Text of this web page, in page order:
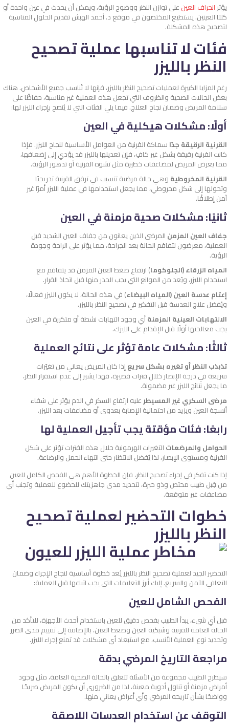
يؤثر انحراف العين على توازن النظر ووضوح الرؤية، ويمكن أن يحدث في عين واحدة أو
كلتا العينين. يستطيع المختصون في موقع د. أحمد الهبش تقديم الحلول المناسبة
لتصحيح هذه المشكلة.
فئات لا تناسبها عملية تصحيح
النظر بالليزر
رغم المزايا الكبيرة لعمليات تصحيح النظر بالليزر، فإنها لا تُناسب جميع الأشخاص. هناك
بعض الحالات الصحية والظروف التي تجعل هذه العملية غير مناسبة، حفاظًا على
سلامة المريض وضمان نجاح العلاج. فيما يلي الفئات التي لا يُنصح بإجراء الليزر لها:
أولًا: مشكلات هيكلية في العين
القرنية الرقيقة جدًا سماكة القرنية من العوامل الأساسية لنجاح الليزر. فإذا
كانت القرنية رقيقة بشكل غير كافٍ، فإن تعديلها بالليزر قد يؤدي إلى إضعافها،
مما يعرض المريض لمضاعفات خطيرة مثل تشوه القرنية أو تدهور الرؤية.
القرنية المخروطية وهي حالة مرضية تتسبب في ترقق القرنية تدريجيًا
وتحولها إلى شكل مخروطي، مما يجعل استخدامها في عملية الليزر أمرًا غير
آمن إطلاقًا.
ثانيًا: مشكلات صحية مزمنة في العين
جفاف العين المزمن المرضى الذين يعانون من جفاف العين الشديد قبل
العملية، معرضون لتفاقم الحالة بعد الجراحة، مما يؤثر على الراحة وجودة
الرؤية.
المياه الزرقاء (الجلوكوما) ارتفاع ضغط العين المزمن قد يتفاقم مع
استخدام الليزر، ويُعد من الموانع التي يجب الحذر منها قبل اتخاذ القرار.
إعتام عدسة العين (المياه البيضاء) في هذه الحالة، لا يكون الليزر فعالًا،
ويُفضل علاج العدسة قبل التفكير في تصحيح النظر بالليزر.
الالتهابات العينية المزمنةأي وجود التهابات نشطة أو متكررة في العين
يجب معالجتها أولًا قبل الإقدام على الليزك.
ثالثًا: مشكلات عامة تؤثر على نتائج العملية
تذبذب النظر أو تغيره بشكل سريعإذا كان المريض يعاني من تغيّرات
سريعة في درجة الإبصار خلال فترات قصيرة، فهذا يشير إلى عدم استقرار النظر،
ما يجعل نتائج الليزر غير مضمونة.
مرضى السكري غير المسيطرعليه ارتفاع السكر في الدم يؤثر على شفاء
أنسجة العين ويزيد من احتمالية الإصابة بعدوى أو مضاعفات بعد الليزر.
رابعًا: فئات مؤقتة يجب تأجيل العملية لها
الحوامل والمرضعات التغيرات الهرمونية خلال هذه الفترات تؤثر على شكل
القرنية ومستوى الإبصار، لذا يُفضل الانتظار حتى انتهاء الحمل والرضاعة.
إذا كنت تفكر في إجراء تصحيح النظر، فإن الخطوة الأهم هي الفحص الكامل للعين
من قِبل طبيب مختص وذو خبرة، لتحديد مدى جاهزيتك للخضوع للعملية وتجنب أي
مضاعفات غير متوقعة.
خطوات التحضير لعملية تصحيح
النظر بالليزر
التحضير الجيد لعملية تصحيح النظر بالليزر يُعد خطوة أساسية لنجاح الإجراء وضمان
التعافي الآمن والسريع. إليك أبرز التعليمات التي يجب اتباعها قبل العملية:
الفحص الشامل للعين
قبل أي شيء، يبدأ الطبيب بفحص دقيق للعين باستخدام أحدث الأجهزة، للتأكد من
الحالة العامة للقرنية وشبكية العين وضغط العين، بالإضافة إلى تقييم مدى الضرر
وتحديد نوع العملية الأنسب، مع استبعاد أي مشكلات قد تمنع إجراء الليزر.
مراجعة التاريخ المرضي بدقة
سيطرح الطبيب مجموعة من الأسئلة تتعلق بالحالة الصحية العامة، مثل وجود
أمراض مزمنة أو تناول أدوية معينة، لذا من الضروري أن يكون المريض صريحًا
وواضحًا بشأن تاريخه المرضي وأي أعراض يعاني منها.
التوقف عن استخدام العدسات اللاصقة